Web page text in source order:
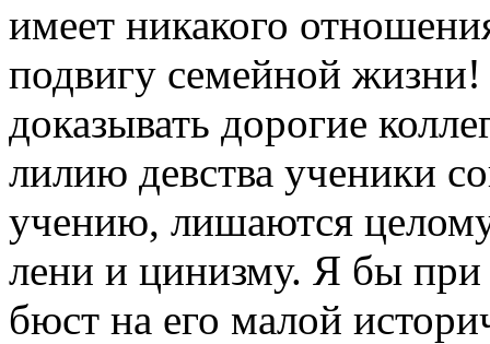
имеет никакого
подвигу семейной
доказывать дорогие
лилию девства ученики
учению, лишаются
лени и цинизму. Я бы
бюст на его малой